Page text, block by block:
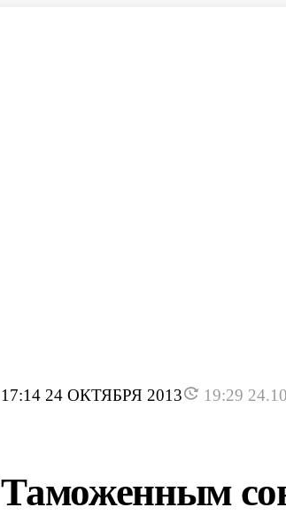
17:14 24 ОКТЯБРЯ 2013 19:29
Таможенным